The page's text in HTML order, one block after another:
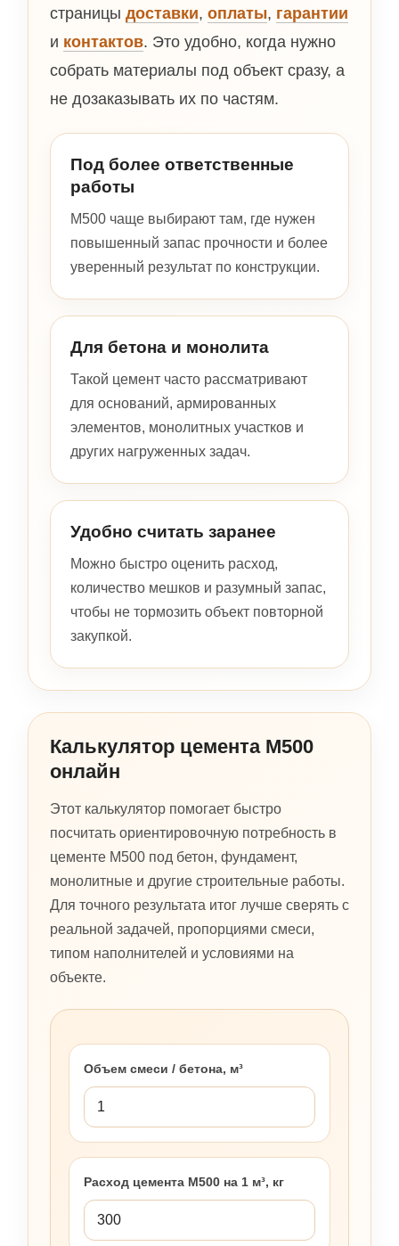
страницы доставки, оплаты, гарантии
и контактов. Это удобно, когда нужно
собрать материалы под объект сразу, а
не дозаказывать их по частям.
Под более ответственные
работы
М500 чаще выбирают там, где нужен
повышенный запас прочности и более
уверенный результат по конструкции.
Для бетона и монолита
Такой цемент часто рассматривают
для оснований, армированных
элементов, монолитных участков и
других нагруженных задач.
Удобно считать заранее
Можно быстро оценить расход,
количество мешков и разумный запас,
чтобы не тормозить объект повторной
закупкой.
Калькулятор цемента М500
онлайн
Этот калькулятор помогает быстро
посчитать ориентировочную потребность в
цементе М500 под бетон, фундамент,
монолитные и другие строительные работы.
Для точного результата итог лучше сверять с
реальной задачей, пропорциями смеси,
типом наполнителей и условиями на
объекте.
Объем смеси / бетона, м³
Расход цемента М500 на 1 м³, кг